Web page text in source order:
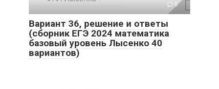
0
Вариант 36, решение и ответы
(сборник ЕГЭ 2024 математика
базовый уровень Лысенко 40
вариантов)